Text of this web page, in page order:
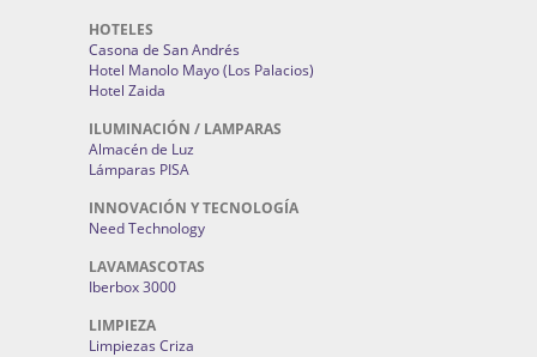
HOTELES
Casona de San Andrés
Hotel Manolo Mayo (Los Palacios)
Hotel Zaida
ILUMINACIÓN / LAMPARAS
Almacén de Luz
Lámparas PISA
INNOVACIÓN Y TECNOLOGÍA
Need Technology
LAVAMASCOTAS
Iberbox 3000
LIMPIEZA
Limpiezas Criza